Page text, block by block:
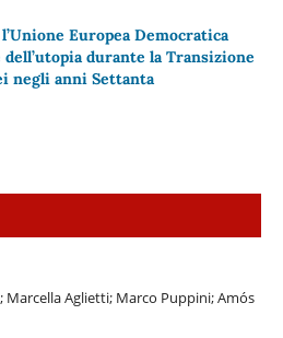
Europea Democratica
durante la Transizione
negli anni Settanta
Aglietti; Marco Puppini; Amós